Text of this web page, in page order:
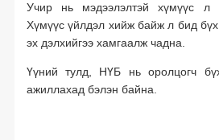
Учир нь мэдээлэлтэй хүмүүс л
Хүмүүс үйлдэл хийж байж л бид
эх дэлхийгээ хамгаалж чадна.
Үүний тулд, НҮБ нь оролцогч
ажиллахад бэлэн байна.